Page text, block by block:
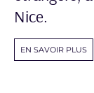
Nice.
EN SAVOIR PLUS